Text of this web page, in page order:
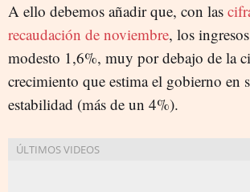
A ello debemos añadir que, con las
recaudación de noviembre, los
modesto 1,6%, muy por debajo de la
crecimiento que estima el gobierno en
estabilidad (más de un 4%).